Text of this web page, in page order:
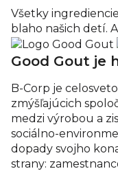
Všetky
blaho našich detí.
Good Gout je
B-Corp je
zmýšľajúcich
medzi výrobou a
sociálno-
dopady svojho
strany: